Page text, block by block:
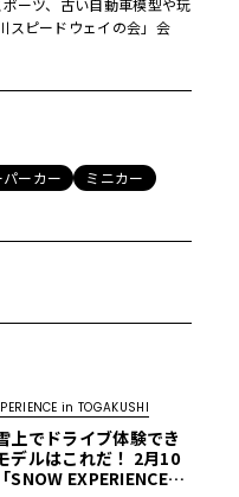
スピードウェイの会」会
パーカー
ミニカー
in TOGAKUSHI
上でドライブ体験でき
デルはこれだ！ 2月10
SNOW EXPERIENCE」